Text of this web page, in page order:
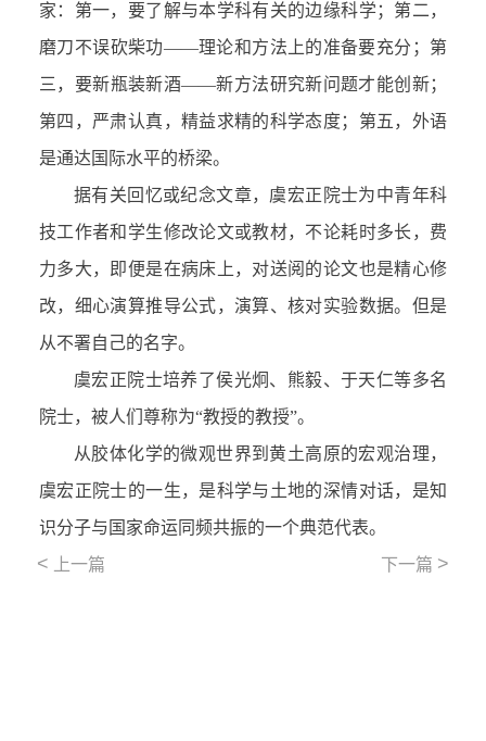
家：第一，要了解与本学科有关的边缘科学；第二，
磨刀不误砍柴功——理论和方法上的准备要充分；第
三，要新瓶装新酒——新方法研究新问题才能创新；
第四，严肃认真，精益求精的科学态度；第五，外语
是通达国际水平的桥梁。
据有关回忆或纪念文章，虞宏正院士为中青年科
技工作者和学生修改论文或教材，不论耗时多长，费
力多大，即便是在病床上，对送阅的论文也是精心修
改，细心演算推导公式，演算、核对实验数据。但是
从不署自己的名字。
虞宏正院士培养了侯光炯、熊毅、于天仁等多名
院士，被人们尊称为“教授的教授”。
从胶体化学的微观世界到黄土高原的宏观治理，
虞宏正院士的一生，是科学与土地的深情对话，是知
识分子与国家命运同频共振的一个典范代表。
< 上一篇 下一篇 >